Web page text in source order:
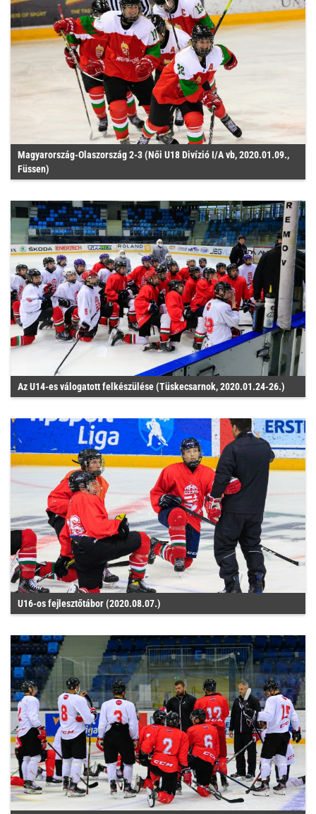
Magyarország-Olaszország 2-3 (Női U18 Divízió I/A vb, 2020.01.09.,
Füssen)
Az U14-es válogatott felkészülése (Tüskecsarnok, 2020.01.24-26.)
U16-os fejlesztőtábor (2020.08.07.)